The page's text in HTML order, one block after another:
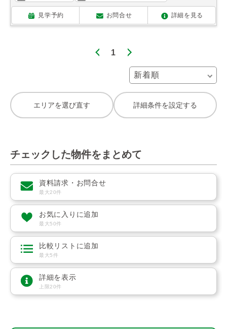
見学予約 お問合せ 詳細を見る
1
エリアを選び直す 詳細条件を設定する
チェックした物件をまとめて
資料請求・お問合せ
最大20件
お気に入りに追加
最大50件
比較リストに追加
最大5件
詳細を表示
上限20件